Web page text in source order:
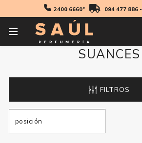
2400 6660* 094 477 886-
SUANCES
FILTROS